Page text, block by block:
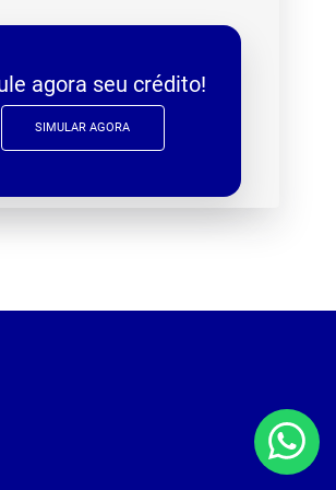
agora seu crédito!
SIMULAR AGORA